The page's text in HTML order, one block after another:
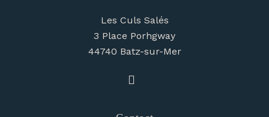
Les Culs Salés
3 Place Porhgway
44740 Batz-sur-Mer